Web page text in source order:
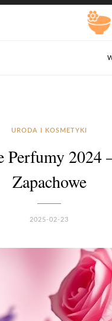
URODA I KOSMETYKI
2024
Zapachowe
2025-02-23